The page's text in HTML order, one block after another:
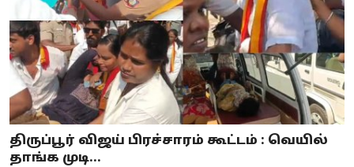
திருப்பூர் விஜய் பிரச்சாரம் கூட்டம் : வெயில்
தாங்க முடி...